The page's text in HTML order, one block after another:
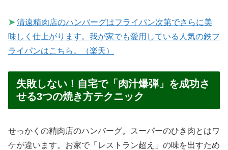
➤清遠精肉店のハンバーグはフライパン次第でさらに美
味しく仕上がります。我が家でも愛用している人気の鉄フ
ライパンはこちら。（楽天）
失敗しない！自宅で「肉汁爆弾」を成功さ
せる3つの焼き方テクニック
せっかくの精肉店のハンバーグ。スーパーのひき肉とはワ
ケが違います。お家で「レストラン超え」の味を出すため